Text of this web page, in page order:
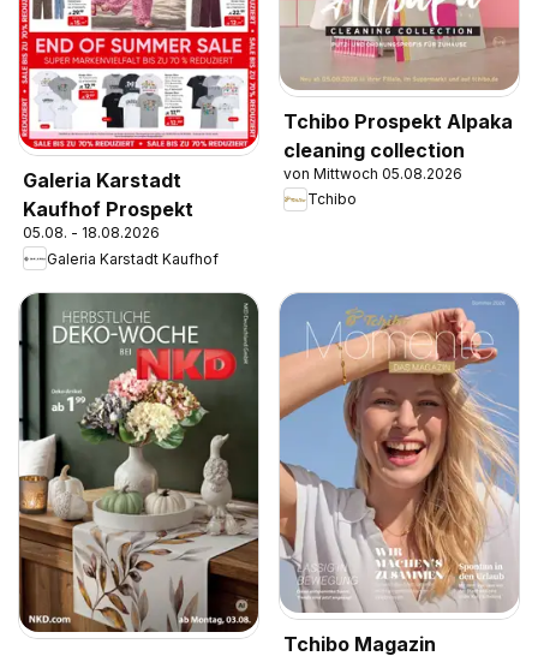
Galeria Karstadt
Kaufhof Prospekt
05.08. - 18.08.2026
Galeria Karstadt Kaufhof
Tchibo Prospekt Alpaka
cleaning collection
von Mittwoch 05.08.2026
Tchibo
Tchibo Magazin